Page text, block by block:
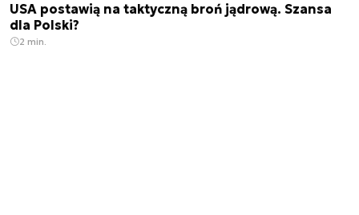
USA postawią na taktyczną broń jądrową. Szansa
dla Polski?
2 min.